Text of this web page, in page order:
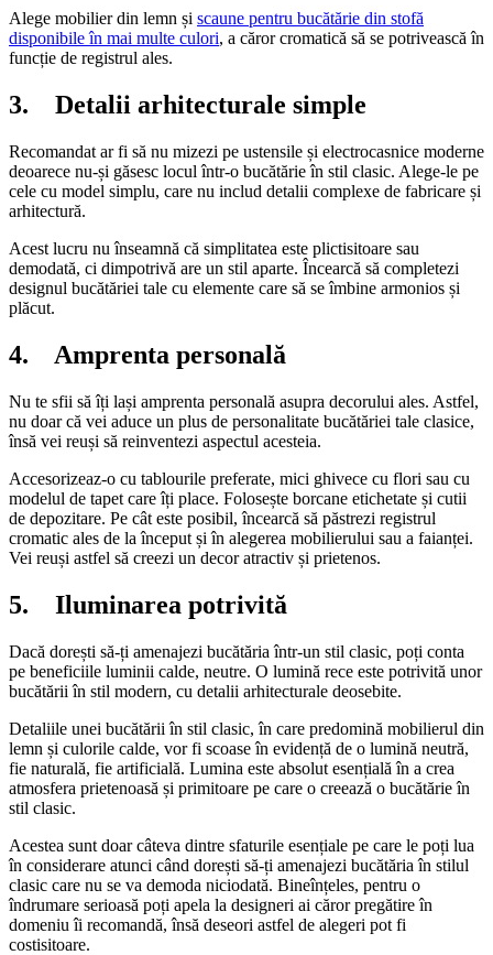
Alege mobilier din lemn și scaune pentru bucătărie din stofă
disponibile în mai multe culori, a căror cromatică să se potrivească în
funcție de registrul ales.
3. Detalii arhitecturale simple
Recomandat ar fi să nu mizezi pe ustensile și electrocasnice moderne
deoarece nu-și găsesc locul într-o bucătărie în stil clasic. Alege-le pe
cele cu model simplu, care nu includ detalii complexe de fabricare și
arhitectură.
Acest lucru nu înseamnă că simplitatea este plictisitoare sau
demodată, ci dimpotrivă are un stil aparte. Încearcă să completezi
designul bucătăriei tale cu elemente care să se îmbine armonios și
plăcut.
4. Amprenta personală
Nu te sfii să îți lași amprenta personală asupra decorului ales. Astfel,
nu doar că vei aduce un plus de personalitate bucătăriei tale clasice,
însă vei reuși să reinventezi aspectul acesteia.
Accesorizeaz-o cu tablourile preferate, mici ghivece cu flori sau cu
modelul de tapet care îți place. Folosește borcane etichetate și cutii
de depozitare. Pe cât este posibil, încearcă să păstrezi registrul
cromatic ales de la început și în alegerea mobilierului sau a faianței.
Vei reuși astfel să creezi un decor atractiv și prietenos.
5. Iluminarea potrivită
Dacă dorești să-ți amenajezi bucătăria într-un stil clasic, poți conta
pe beneficiile luminii calde, neutre. O lumină rece este potrivită unor
bucătării în stil modern, cu detalii arhitecturale deosebite.
Detaliile unei bucătării în stil clasic, în care predomină mobilierul din
lemn și culorile calde, vor fi scoase în evidență de o lumină neutră,
fie naturală, fie artificială. Lumina este absolut esențială în a crea
atmosfera prietenoasă și primitoare pe care o creează o bucătărie în
stil clasic.
Acestea sunt doar câteva dintre sfaturile esențiale pe care le poți lua
în considerare atunci când dorești să-ți amenajezi bucătăria în stilul
clasic care nu se va demoda niciodată. Bineînțeles, pentru o
îndrumare serioasă poți apela la designeri ai căror pregătire în
domeniu îi recomandă, însă deseori astfel de alegeri pot fi
costisitoare.